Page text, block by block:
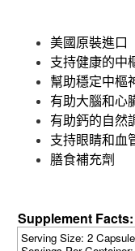
美國原裝進口
支持健康的中
幫助穩定中樞
有助大腦和心
有助鈣的自然
支持眼睛和血
膳食補充劑
Supplement Facts:
Serving Size: 2